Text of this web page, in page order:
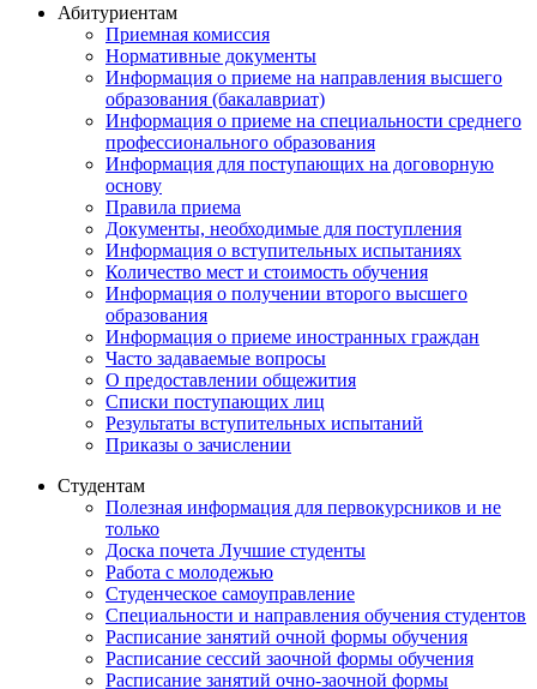
Абитуриентам
Приемная комиссия
Нормативные документы
Информация о приеме на направления высшего
образования (бакалавриат)
Информация о приеме на специальности среднего
профессионального образования
Информация для поступающих на договорную
основу
Правила приема
Документы, необходимые для поступления
Информация о вступительных испытаниях
Количество мест и стоимость обучения
Информация о получении второго высшего
образования
Информация о приеме иностранных граждан
Часто задаваемые вопросы
О предоставлении общежития
Списки поступающих лиц
Результаты вступительных испытаний
Приказы о зачислении
Студентам
Полезная информация для первокурсников и не
только
Доска почета Лучшие студенты
Работа с молодежью
Студенческое самоуправление
Специальности и направления обучения студентов
Расписание занятий очной формы обучения
Расписание сессий заочной формы обучения
Расписание занятий очно-заочной формы